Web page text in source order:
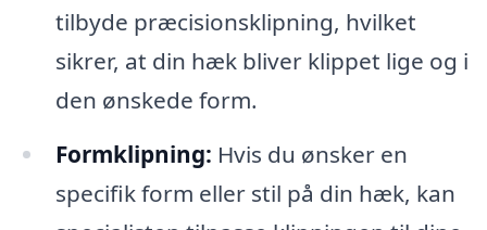
tilbyde præcisionsklipning, hvilket
sikrer, at din hæk bliver klippet lige og i
den ønskede form.
Formklipning: Hvis du ønsker en
specifik form eller stil på din hæk, kan